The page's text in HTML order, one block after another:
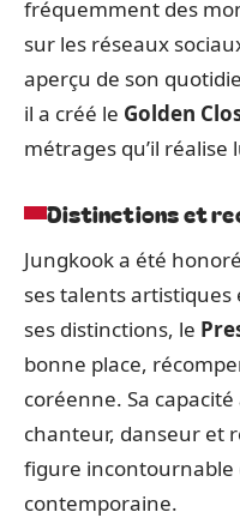
fréquemment des
sur les réseaux
aperçu de son
il a créé le Golden
métrages qu’il réalise
Distinctions et
Jungkook a été
ses talents
ses distinctions, le
bonne place,
coréenne. Sa
chanteur, danseur et
figure incontournable
contemporaine.